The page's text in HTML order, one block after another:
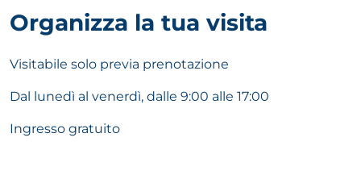
Organizza la tua visita
Visitabile solo previa prenotazione
Dal lunedì al venerdì, dalle 9:00 alle 17:00
Ingresso gratuito